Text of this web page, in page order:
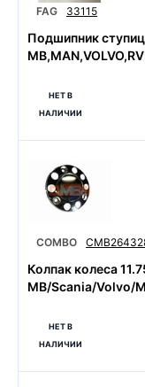
FAG 33115
Подшипник
НЕТ В
НАЛИЧИИ
COMBO
Колпак колеса
MB/Scania/Volvo/
НЕТ В
НАЛИЧИИ